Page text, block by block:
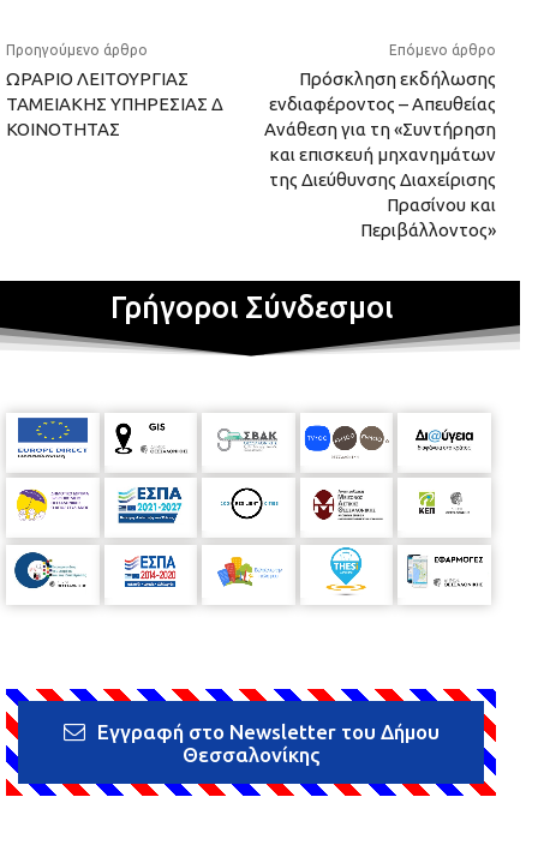
Προηγούμενο άρθρο
ΩΡΑΡΙΟ ΛΕΙΤΟΥΡΓΙΑΣ
ΤΑΜΕΙΑΚΗΣ ΥΠΗΡΕΣΙΑΣ Δ
ΚΟΙΝΟΤΗΤΑΣ
Επόμενο άρθρο
Πρόσκληση εκδήλωσης
ενδιαφέροντος – Απευθείας
Ανάθεση για τη «Συντήρηση
και επισκευή μηχανημάτων
της Διεύθυνσης Διαχείρισης
Πρασίνου και
Περιβάλλοντος»
Γρήγοροι Σύνδεσμοι
Εγγραφή στο Newsletter του Δήμου
Θεσσαλονίκης